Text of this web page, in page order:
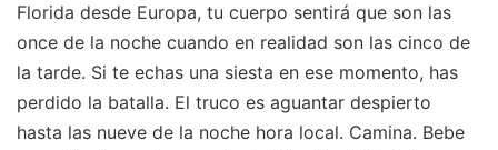
Florida desde Europa, tu cuerpo sentirá que son las
once de la noche cuando en realidad son las cinco de
la tarde. Si te echas una siesta en ese momento, has
perdido la batalla. El truco es aguantar despierto
hasta las nueve de la noche hora local. Camina. Bebe